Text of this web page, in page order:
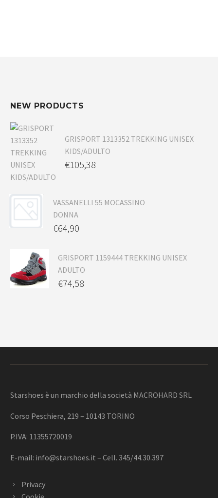
NEW PRODUCTS
GRISPORT 1313352 TREKKING UNISEX
KIDS/ADULTO
€105,38
VASSANELLI 55 MOCASSINO
DONNA
€64,90
GRISPORT 1159444 TREKKING UNISEX
ADULTO
€74,58
Starshoes è un marchio della società MACROHARD SRL
Corso Peschiera, 219 – 10143 TORINO
P.IVA: 11355720019
E-mail: info@starshoes.it – Cell. 345/44.30.397
Privacy